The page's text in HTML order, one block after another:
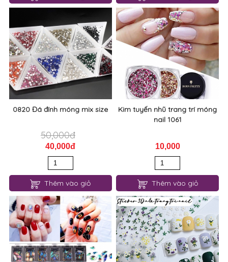
0820 Đá đính móng mix size
50,000đ
40,000đ
Kim tuyến nhũ trang trí móng
nail 1061
10,000
0759 Đá cầu vòng 12 mẫu đính
móng
Sticker hoa lá 3D nổi trang trí
móng tay 1214